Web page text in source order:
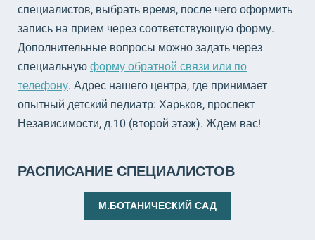
специалистов, выбрать время, после чего оформить
запись на прием через соответствующую форму.
Дополнительные вопросы можно задать через
специальнуюформу обратной связи или по
телефону. Адрес нашего центра, где принимает
опытный детский педиатр: Харьков, проспект
Независимости, д.10 (второй этаж). Ждем вас!
РАСПИСАНИЕ СПЕЦИАЛИСТОВ
М.БОТАНИЧЕСКИЙ САД